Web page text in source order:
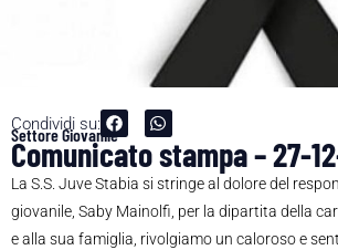
Condividi su:
Settore Giovanile
Comunicato stampa – 27-
La S.S. Juve Stabia si stringe al dolore del
giovanile, Saby Mainolfi, per la dipartita della
e alla sua famiglia, rivolgiamo un caloroso e